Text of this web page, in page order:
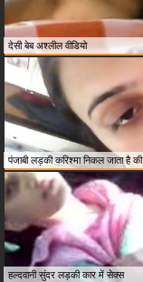
देसी बेब अश्लील वीडियो
हल्दवानी सुंदर लड़की कार में सेक्स